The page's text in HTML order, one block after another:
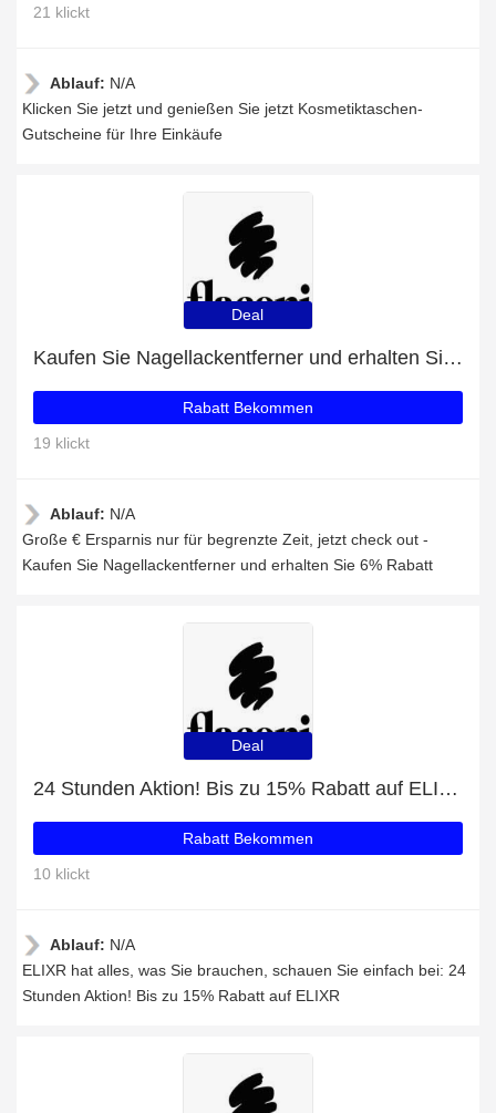
21 klickt
Ablauf: N/A
Klicken Sie jetzt und genießen Sie jetzt Kosmetiktaschen-
Gutscheine für Ihre Einkäufe
Deal
Kaufen Sie Nagellackentferner und erhalten Sie 6% Rabatt
Rabatt Bekommen
19 klickt
Ablauf: N/A
Große € Ersparnis nur für begrenzte Zeit, jetzt check out -
Kaufen Sie Nagellackentferner und erhalten Sie 6% Rabatt
Deal
24 Stunden Aktion! Bis zu 15% Rabatt auf ELIXR
Rabatt Bekommen
10 klickt
Ablauf: N/A
ELIXR hat alles, was Sie brauchen, schauen Sie einfach bei: 24
Stunden Aktion! Bis zu 15% Rabatt auf ELIXR